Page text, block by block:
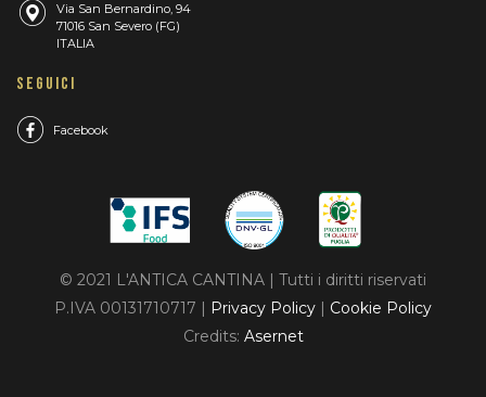
Via San Bernardino, 94
71016 San Severo (FG)
ITALIA
SEGUICI
Facebook
© 2021 L'ANTICA CANTINA | Tutti i diritti riservati
P.IVA 00131710717 | Privacy Policy | Cookie Policy
Credits: Asernet